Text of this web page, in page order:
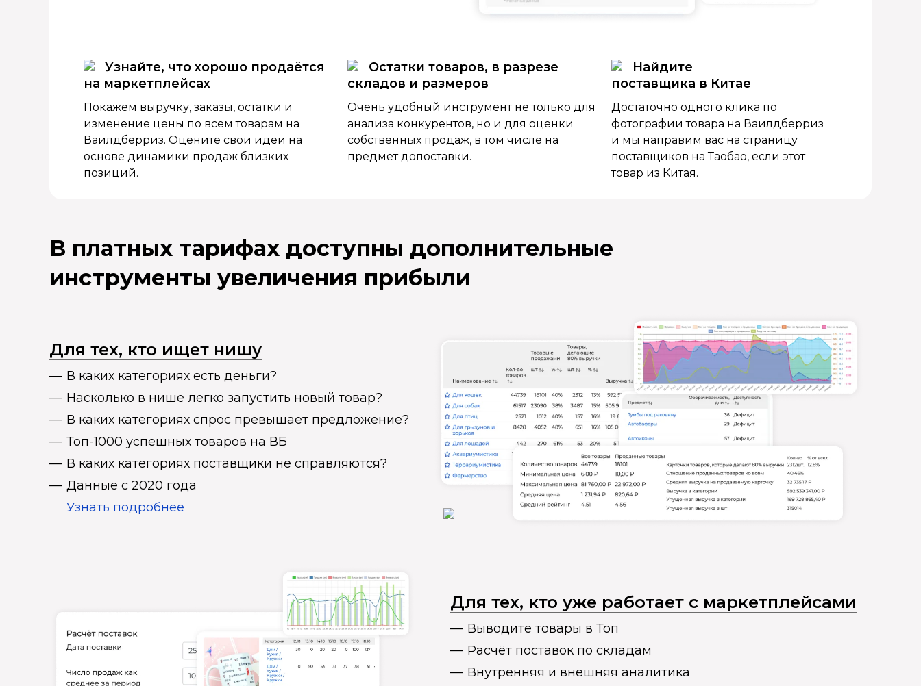
Узнайте, что хорошо продаётся
на маркетплейсах
Покажем выручку, заказы, остатки и
изменение цены по всем товарам на
Ваилдберриз. Оцените свои идеи на
основе динамики продаж близких
позиций.
Остатки товаров, в разрезе
складов и размеров
Очень удобный инструмент не только для
анализа конкурентов, но и для оценки
собственных продаж, в том числе на
предмет допоставки.
Найдите
поставщика в Китае
Достаточно одного клика по
фотографии товара на Ваилдберриз
и мы направим вас на страницу
поставщиков на Таобао, если этот
товар из Китая.
В платных тарифах доступны дополнительные
инструменты увеличения прибыли
Для тех, кто ищет нишу
В каких категориях есть деньги?
Насколько в нише легко запустить новый товар?
В каких категориях спрос превышает предложение?
Топ-1000 успешных товаров на ВБ
В каких категориях поставщики не справляются?
Данные с 2020 года
Узнать подробнее
Для тех, кто уже работает с маркетплейсами
Выводите товары в Топ
Расчёт поставок по складам
Внутренняя и внешняя аналитика